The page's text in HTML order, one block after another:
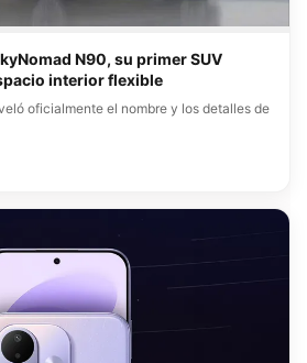
N90, su primer SUV
interior flexible
oficialmente el nombre y los detalles de